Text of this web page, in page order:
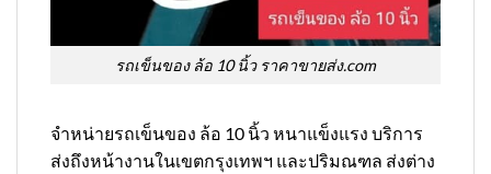
รถเข็นของ ล้อ 10 นิ้ว ราคาขายส่ง.com
จำหน่ายรถเข็นของ ล้อ 10 นิ้ว หนาแข็งแรง บริการ
ส่งถึงหน้างานในเขตกรุงเทพฯ และปริมณฑล ส่งต่าง